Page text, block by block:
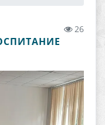
26